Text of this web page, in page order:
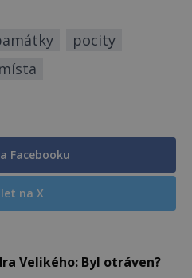
pocity
Facebooku
na X
Velikého: Byl otráven?